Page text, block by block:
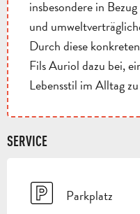
insbesondere in
und
Durch diese
Fils Auriol dazu bei,
Lebensstil im Alltag zu
SERVICE
Parkplatz